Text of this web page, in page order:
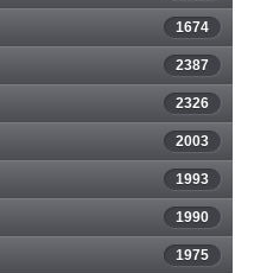
1674
2387
2326
2003
1993
1990
1975